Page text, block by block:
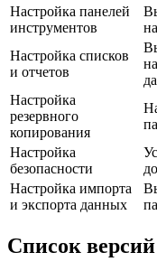
Настройка панелей
инструментов
Настройка списков
и отчетов
Настройка
резервного
копирования
Настройка
безопасности
Настройка импорта
и экспорта данных
Список